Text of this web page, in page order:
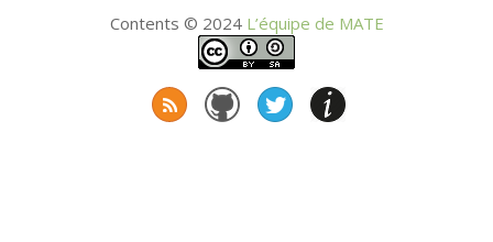
Contents © 2024 L’équipe de MATE